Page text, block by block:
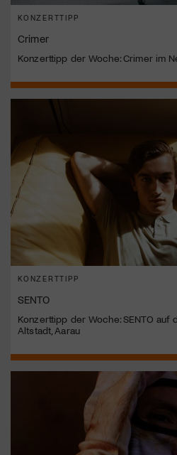
KONZERTTIPP
Crimer
Konzerttipp der Woche: Crimer im
KONZERTTIPP
SENTO
Konzerttipp der Woche: SENTO auf
Altstadt, Aarau